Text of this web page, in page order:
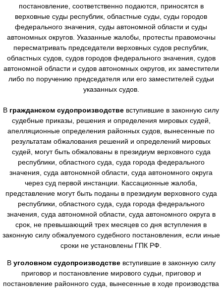
постановление, соответственно подаются, приносятся в
верховные суды республик, областные суды, суды городов
федерального значения, суды автономной области и суды
автономных округов. Указанные жалобы, протесты правомочны
пересматривать председатели верховных судов республик,
областных судов, судов городов федерального значения, судов
автономной области и судов автономных округов, их заместители
либо по поручению председателя или его заместителей судьи
указанных судов.
В гражданском судопроизводстве вступившие в законную силу
судебные приказы, решения и определения мировых судей,
апелляционные определения районных судов, вынесенные по
результатам обжалования решений и определений мировых
судей, могут быть обжалованы в президиум верховного суда
республики, областного суда, суда города федерального
значения, суда автономной области, суда автономного округа
через суд первой инстанции. Кассационные жалоба,
представление могут быть поданы в президиум верховного суда
республики, областного суда, суда города федерального
значения, суда автономной области, суда автономного округа в
срок, не превышающий трех месяцев со дня вступления в
законную силу обжалуемого судебного постановления, если иные
сроки не установлены ГПК РФ.
В уголовном судопроизводствевступившие в законную силу
приговор и постановление мирового судьи, приговор и
постановление районного суда, вынесенные в ходе производства